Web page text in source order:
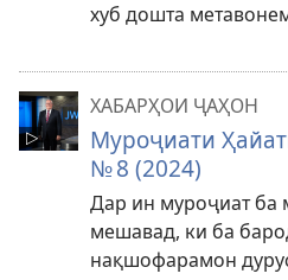
хуб дошта
ХАБАРҲОИ ҶАҲОН
Муроҷиати
№ 8 (2024)
Дар ин муроҷиат ба
мешавад, ки ба
нақшофарамон